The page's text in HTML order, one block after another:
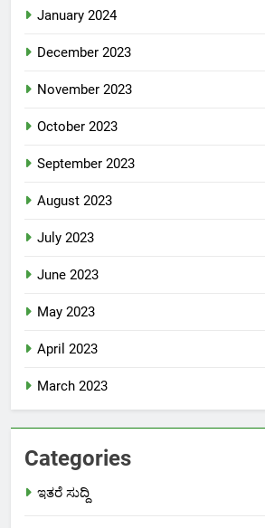
January 2024
December 2023
November 2023
October 2023
September 2023
August 2023
July 2023
June 2023
May 2023
April 2023
March 2023
Categories
ಇತರೆ ಸುದ್ದಿ